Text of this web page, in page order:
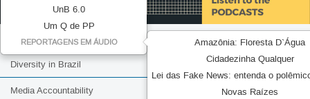
UnB 6.0
Um Q de PP
REPORTAGENS EM ÁUDIO
Amazônia: Floresta D`Água
Cidadezinha Qualquer
Lei das Fake News: entenda o
Novas Raízes
Diversity in Brazil
Media Accountability